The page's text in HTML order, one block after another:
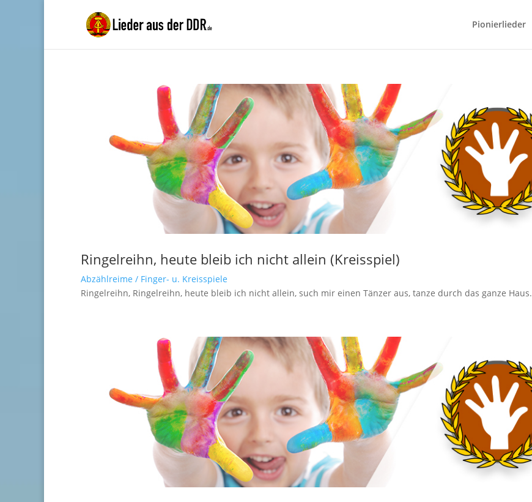
Pionierlieder
Ringelreihn, heute bleib ich nicht allein (Kreisspiel)
Abzählreime / Finger- u. Kreisspiele
Ringelreihn, Ringelreihn, heute bleib ich nicht allein, such mir einen Tänzer aus, tanze durch das ganze Haus.